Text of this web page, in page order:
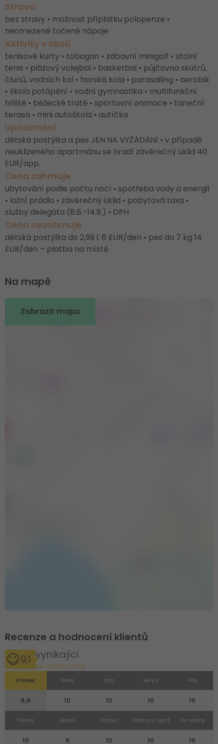
Strava
bez stravy • možnost příplatku polopenze •
neomezené točené nápoje
Aktivity v okolí
tenisové kurty • tobogan • zábavní minigolf • stolní
tenis • plážový volejbal • basketbal • půjčovna skútrů,
člunů, vodních kol • horská kola • parasailing • aerobik
• škola potápění • vodní gymnastika • multifunkční
hřiště • běžecké tratě • sportovní animace • taneční
terasa • mini autoškola • autíčka
Upozornění
dětská postýlka a pes JEN NA VYŽÁDÁNÍ • v případě
neuklizeného apartmánu se hradí závěrečný úklid 40
EUR/app.
Cena zahrnuje
ubytování podle počtu nocí • spotřeba vody a energií
• ložní prádlo • závěrečný úklid • pobytová taxa •
služby delegáta (8.6.-14.9.) • DPH
Cena nezahrnuje
dětská postýlka do 2,99 l. 6 EUR/den • pes do 7 kg 14
EUR/den – platba na místě
Na mapě
Zobrazit mapu
Recenze a hodnocení klientů
9,1 vynikající
4x hodnocené
Průměr
9,9
Hotel
10
Izba
10
Servis
10
Pláž
10
Poloha
10
Bazén
9
Strava
10
Zábava a šport
10
Pre rodiny
10